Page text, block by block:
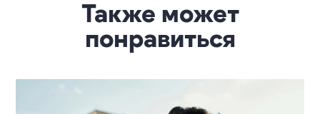
Также может
понравиться